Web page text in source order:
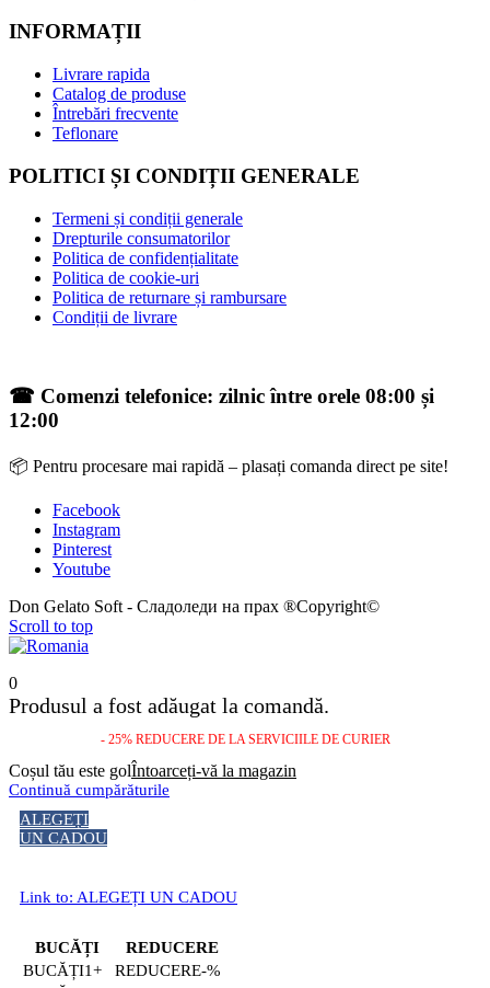
INFORMAȚII
Livrare rapida
Catalog de produse
Întrebări frecvente
Teflonare
POLITICI ȘI CONDIȚII GENERALE
Termeni și condiții generale
Drepturile consumatorilor
Politica de confidențialitate
Politica de cookie-uri
Politica de returnare și rambursare
Condiții de livrare
☎ Comenzi telefonice: zilnic între orele 08:00 și
12:00
📦 Pentru procesare mai rapidă – plasați comanda direct pe site!
Facebook
Instagram
Pinterest
Youtube
Don Gelato Soft - Сладоледи на прах ®Copyright©
Scroll to top
0
Produsul a fost adăugat la comandă.
- 25% REDUCERE DE LA SERVICIILE DE CURIER
Coșul tău este golÎntoarceți-vă la magazin
Continuă cumpărăturile
ALEGEȚI
UN CADOU
Link to: ALEGEȚI UN CADOU
BUCĂȚI
REDUCERE
1+
-%